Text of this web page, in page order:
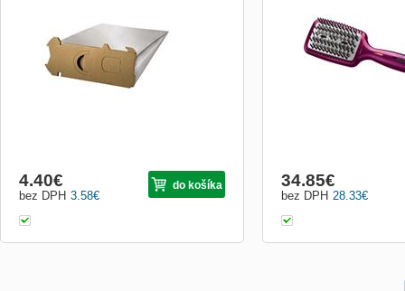
3.58€
bez DPH
4.40€ do košíka
dokonalé narovnanie
vlasov Exkluzívne
plocha (6 x 10 cm)
ionizácia 3 teploty (160 °
C) LED indikátor otočný
28.33€
bez DPH
34.85€